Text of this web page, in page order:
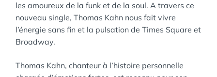
les amoureux de la funk et de la soul. A travers ce
nouveau single, Thomas Kahn nous fait vivre
l’énergie sans fin et la pulsation de Times Square et
Broadway.
Thomas Kahn, chanteur à l’histoire personnelle